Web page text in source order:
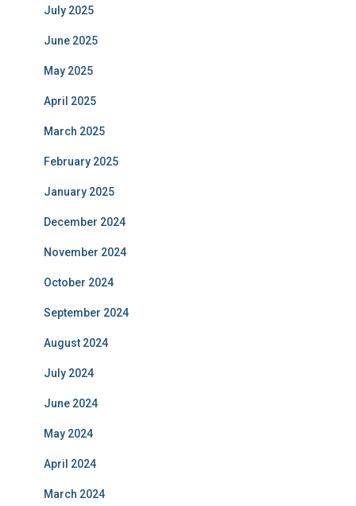
July 2025
June 2025
May 2025
April 2025
March 2025
February 2025
January 2025
December 2024
November 2024
October 2024
September 2024
August 2024
July 2024
June 2024
May 2024
April 2024
March 2024